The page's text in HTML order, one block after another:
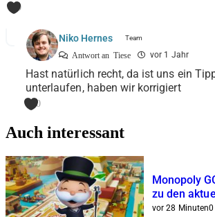
0
Niko Hernes
Antwort an Tiese vor 1 Jahr
Hast natürlich recht, da ist uns ein
unterlaufen, haben wir korrigiert
0
Auch interessant
Monopoly
zu den
vor 28 Minuten0